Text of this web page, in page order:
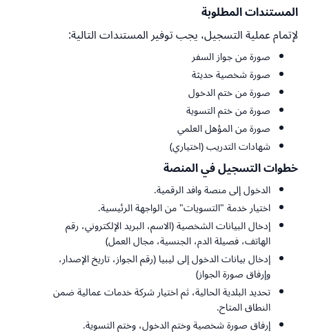
المستندات المطلوبة
لإتمام عملية التسجيل، يجب توفير المستندات التالية:
صورة من جواز السفر
صورة شخصية حديثة
صورة من ختم الدخول
صورة من ختم التسوية
صورة من المؤهل العلمي
شهادات التدريب (اختياري)
خطوات التسجيل في المنصة
الدخول إلى منصة وافد الرقمية.
اختيار خدمة "التسويات" من الواجهة الرئيسية.
إدخال البيانات الشخصية (الاسم، البريد الإلكتروني، رقم
الهاتف، فصيلة الدم، الجنسية، مجال العمل)
إدخال بيانات الدخول إلى ليبيا (رقم الجواز، تاريخ الإصدار،
وإرفاق صورة الجواز)
تحديد البلدية الحالية، ثم اختيار شركة خدمات عمالية ضمن
النطاق المتاح.
إرفاق صورة شخصية وختم الدخول، وختم التسوية.